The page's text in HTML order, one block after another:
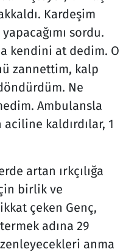
Kardeşim
sordu.
kendini at dedim. O
zannettim, kalp
Ne
Ambulansla
kaldırdılar, 1
artan ırkçılığa
birlik ve
çeken Genç,
adına 29
anma